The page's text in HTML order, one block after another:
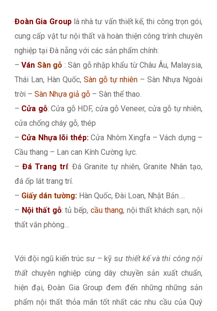
Đoàn Gia Grouplà nhà tư vấn thiết kế, thi công trọn gói,
cung cấp vật tư nội thất và hoàn thiện công trình chuyên
nghiệp tại Đà nẵng với các sản phẩm chính:
–Ván Sàn gỗ : Sàn gỗ nhập khẩu từ Châu Âu, Malaysia,
Thái Lan, Hàn Quốc, Sàn gỗ tự nhiên – Sàn Nhựa Ngoài
trời – Sàn Nhựa giả gỗ – Sàn thể thao.
– Cửa gỗ: Cửa gỗ HDF, cửa gỗ Veneer, cửa gỗ tự nhiên,
cửa chống cháy gỗ, thép
– Cửa Nhựa lõi thép:Cửa Nhôm Xingfa – Vách dựng –
Cầu thang – Lan can Kính Cường lực.
– Đá Trang trí: Đá Granite tự nhiên, Granite Nhân tạo,
đá ốp lát trang trí.
– Giấy dán tường: Hàn Quốc, Đài Loan, Nhật Bản….
– Nội thất gỗ: tủ bếp, cầu thang, nội thất khách sạn, nội
thất văn phòng…
Với đội ngũ kiến trúc sư – kỹ sư thiết kế và thi công nội
thất chuyên nghiệp cùng dây chuyền sản xuất chuẩn,
hiện đại, Đoàn Gia Group đem đến những những sản
phẩm nội thất thỏa mãn tốt nhất các nhu cầu của Quý